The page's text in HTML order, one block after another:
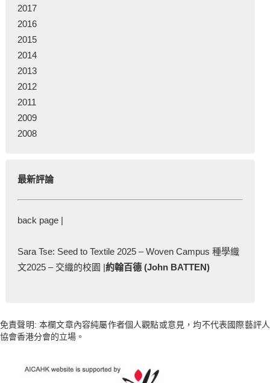
2017
2016
2015
2014
2013
2012
2011
2009
2008
最新評論
back page |
Sara Tse: Seed to Textile 2025 – Woven Campus 種學織
文2025 – 交織的校園 |約翰百德 (John BATTEN)
免責聲明: 本欄文章內容純屬作者個人觀點或意見，均不代表國際藝評人
協會香港分會的立場。